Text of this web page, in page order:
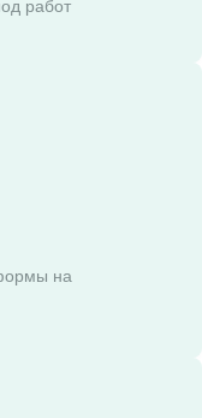
работ
на